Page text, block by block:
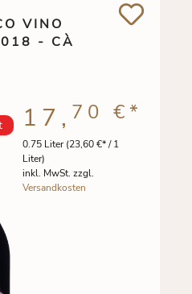
VINO
- CÀ
0.75 Liter(23,60 €* / 1
Liter)
inkl. MwSt. zzgl.
Versandkosten
17, 70 €*